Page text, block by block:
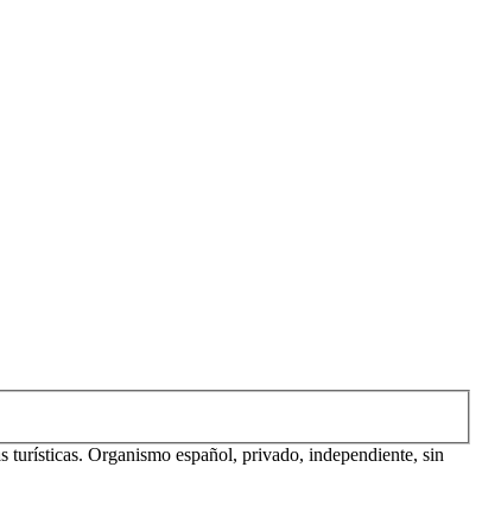
turísticas. Organismo español, privado, independiente, sin